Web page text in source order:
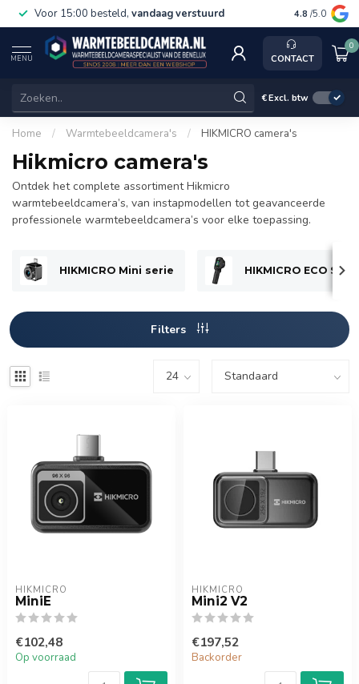
Voor 15:00 besteld, vandaag verstuurd Gratis
4.8 /5.0
MENU CONTACT
0
€Excl. btw
Home / Warmtebeeldcamera's / HIKMICRO camera's
Hikmicro camera's
Ontdek het complete assortiment Hikmicro
warmtebeeldcamera’s, van instapmodellen tot geavanceerde
professionele warmtebeeldcamera’s voor elke toepassing.
HIKMICRO Mini serie HIKMICRO ECO
Filters
HIKMICRO
MiniE
€102,48
Op voorraad
HIKMICRO
Mini2 V2
€197,52
Backorder